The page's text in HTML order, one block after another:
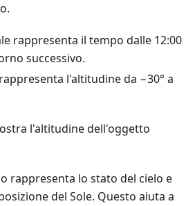
rappresenta il tempo dalle 12:00
successivo.
l'altitudine da −30° a
l'altitudine dell'oggetto
rappresenta lo stato del cielo e
del Sole. Questo aiuta a